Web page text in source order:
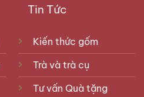
Tin Tức
Kiến thức gốm
Trà và trà cụ
Tư vấn Quà tặng